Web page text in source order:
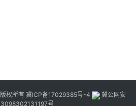
权所有 冀ICP备17029385号-4
冀公网安
号